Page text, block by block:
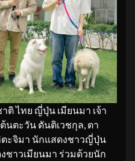
ติ ไทย ญี่ปุ่น เมียนมา เจ้า
นตะวัน ตันติเวชกุล, ตา
ะจิมา นักแสดงชาวญี่ปุ่น
ชาวเมียนมา ร่วมด้วยนัก